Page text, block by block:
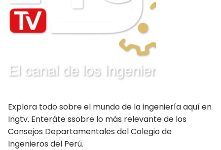
Explora todo sobre el mundo de la ingeniería aquí en
Ingtv. Enteráte ssobre lo más relevante de los
Consejos Departamentales del Colegio de
Ingenieros del Perú.